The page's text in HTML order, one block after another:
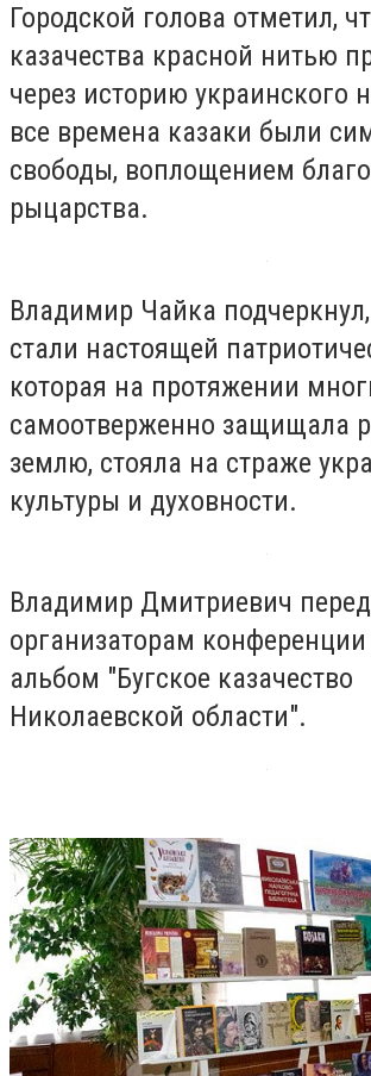
Городской голова отметил,
казачества красной нитью
через историю украинского
все времена казаки были
свободы, воплощением
рыцарства.
Владимир Чайка
стали настоящей
которая на протяжении
самоотверженно защищала
землю, стояла на страже
культуры и духовности.
Владимир Дмитриевич
организаторам конференции
альбом "Бугское казачество
Николаевской области".